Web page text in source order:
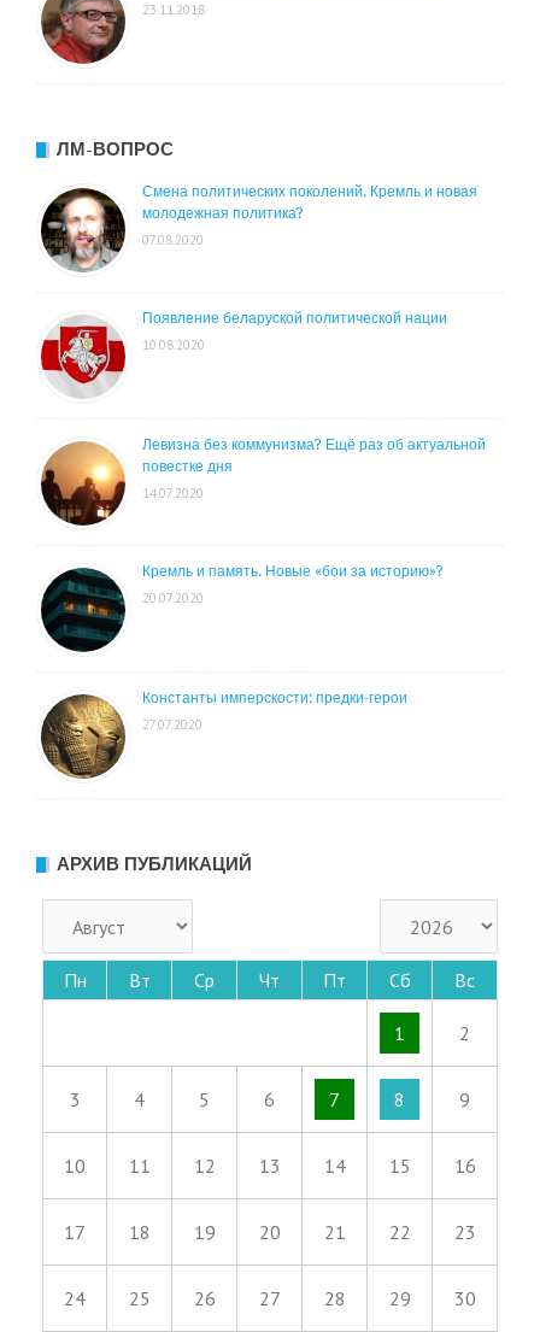
23.11.2018
ЛМ-ВОПРОС
Смена политических поколений. Кремль и новая
молодежная политика?
07.08.2020
Появление беларуской политической нации
10.08.2020
Левизна без коммунизма? Ещё раз об актуальной
повестке дня
14.07.2020
Кремль и память. Новые «бои за историю»?
20.07.2020
Константы имперскости: предки-герои
27.07.2020
АРХИВ ПУБЛИКАЦИЙ
Пн Вт Ср Чт Пт Сб Вс
1 2
3 4 5 6 7 8 9
10 11 12 13 14 15 16
17 18 19 20 21 22 23
24 25 26 27 28 29 30